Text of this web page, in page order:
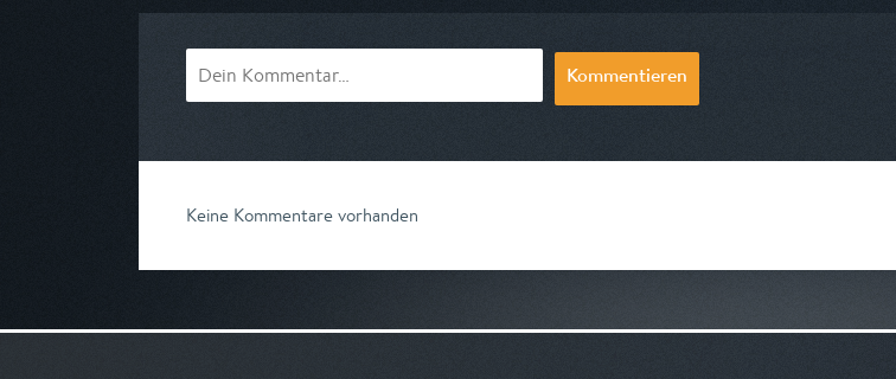
Kommentieren
Keine Kommentare vorhanden